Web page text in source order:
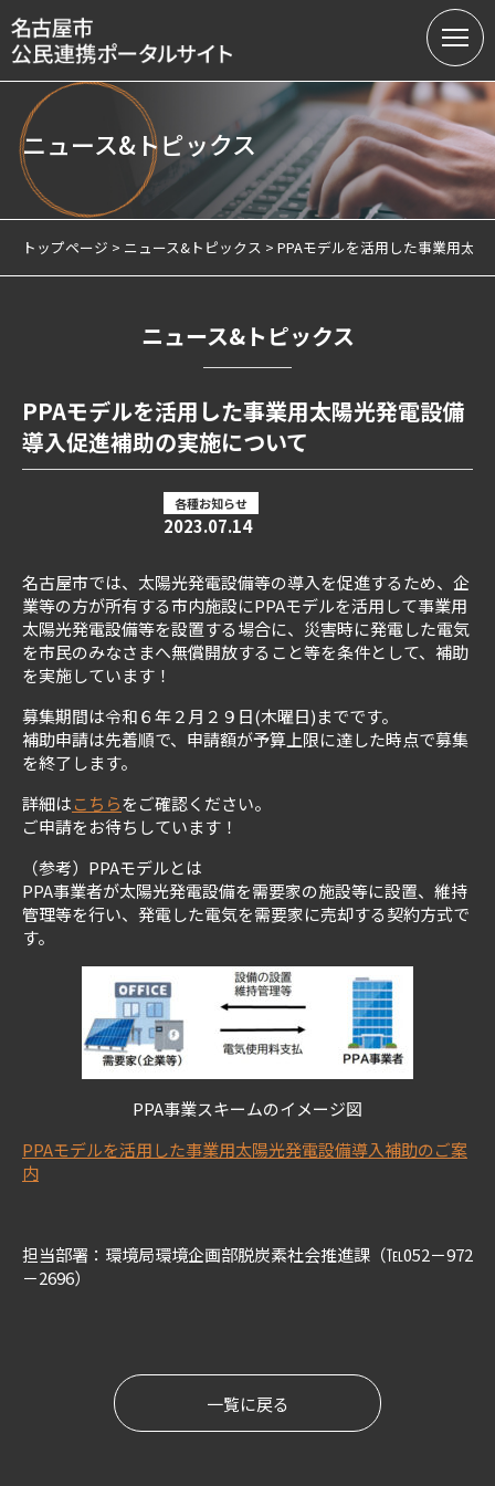
名古屋市の公民連携
提案募集中の課題（テーマ型）
提案受付（テーマ型・フリー型）
サテライトオフィスについて
ニュース&トピックス
トップページ ニュース&トピックス PPAモデルを活用した事業用太
ニュース&トピックス
PPAモデルを活用した事業用太陽光発電設備
導入促進補助の実施について
各種お知らせ
2023.07.14
名古屋市では、太陽光発電設備等の導入を促進するため、企
業等の方が所有する市内施設にPPAモデルを活用して事業用
太陽光発電設備等を設置する場合に、災害時に発電した電気
を市民のみなさまへ無償開放すること等を条件として、補助
を実施しています！
募集期間は令和６年２月２９日(木曜日)までです。
補助申請は先着順で、申請額が予算上限に達した時点で募集
を終了します。
詳細はこちらをご確認ください。
ご申請をお待ちしています！
（参考）PPAモデルとは
PPA事業者が太陽光発電設備を需要家の施設等に設置、維持
管理等を行い、発電した電気を需要家に売却する契約方式で
す。
PPA事業スキームのイメージ図
PPAモデルを活用した事業用太陽光発電設備導入補助のご案
内
担当部署：環境局環境企画部脱炭素社会推進課（℡052－972
－2696）
一覧に戻る